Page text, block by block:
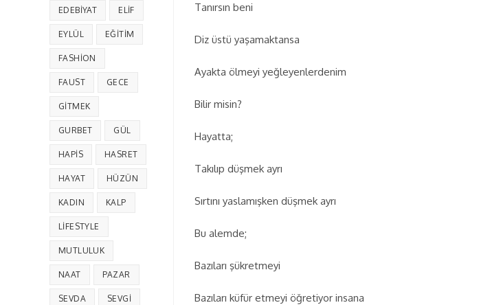
Tanırsın beni
Diz üstü yaşamaktansa
Ayakta ölmeyi yeğleyenlerdenim
Bilir misin?
Hayatta;
Takılıp düşmek ayrı
Sırtını yaslamışken düşmek ayrı
Bu alemde;
Bazıları şükretmeyi
Bazıları küfür etmeyi öğretiyor insana
EDEBIYAT ELIF
EYLÜL EĞITIM
FASHION
FAUST GECE
GITMEK
GURBET GÜL
HAPIS HASRET
HAYAT HÜZÜN
KADIN KALP
LIFESTYLE
MUTLULUK
NAAT PAZAR
SEVDA SEVGI